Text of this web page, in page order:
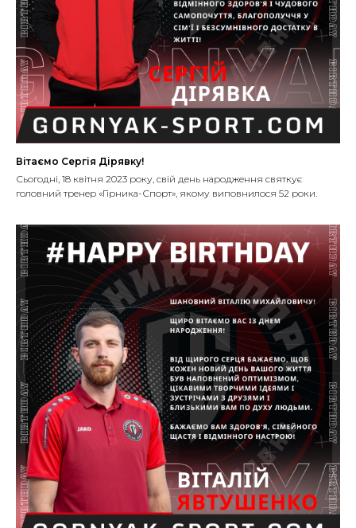
Вітаємо Сергія Дірявку!
Сьогодні, 18 квітня 2023 року, свій день народження святкує
головний тренер «Гірника-Спорт», якому виповнилося 52 роки.